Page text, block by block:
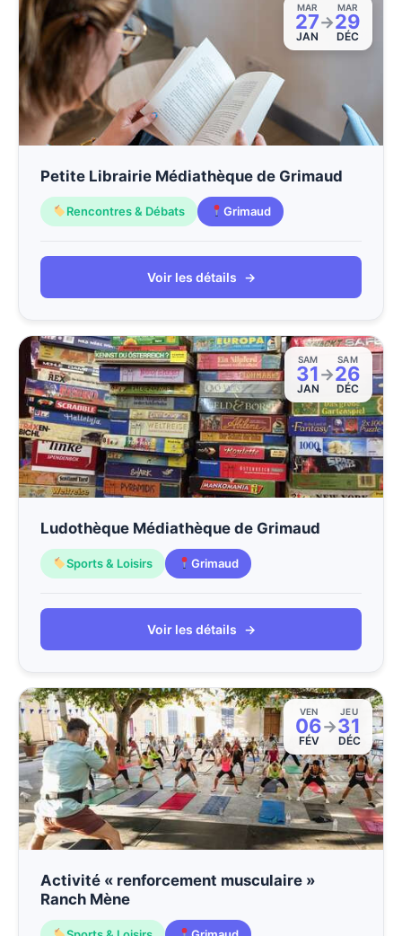
MAR
27
JAN
→
MAR
29
DÉC
Petite Librairie Médiathèque de Grimaud
Rencontres & Débats Grimaud
Voir les détails →
SAM
31
JAN
→
SAM
26
DÉC
Ludothèque Médiathèque de Grimaud
Sports & Loisirs Grimaud
Voir les détails →
VEN
06
FÉV
→
JEU
31
DÉC
Activité « renforcement musculaire »
Ranch Mène